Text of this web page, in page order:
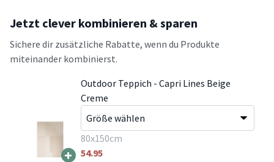
Jetzt clever kombinieren & sparen
Sichere dir zusätzliche Rabatte, wenn du Produkte
miteinander kombinierst.
+
Outdoor Teppich - Capri Lines Beige
Creme
80x150cm
54.95